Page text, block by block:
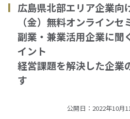
トップ
パーソルテンプスタッフについて
ニュース・お知らせ
広島県北部エリア企業向
（金）無料オンラインセ
副業・兼業活用企業に聞
イント
経営課題を解決した企業
す
公開日：2022年10月